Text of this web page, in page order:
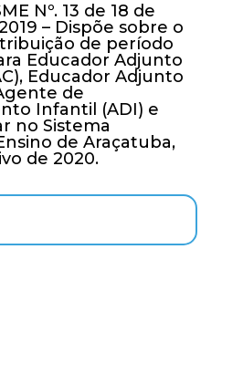
Nº. 13 de 18 de
– Dispõe sobre o
de período
Educador Adjunto
Educador Adjunto
de
Infantil (ADI) e
no Sistema
de Araçatuba,
de 2020.